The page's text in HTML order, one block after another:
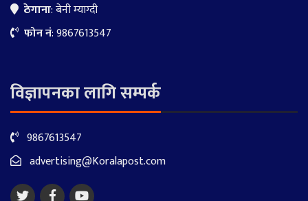
ठेगाना: बेनी म्याग्दी
फोन नं: 9867613547
विज्ञापनका लागि सम्पर्क
9867613547
advertising@Koralapost.com